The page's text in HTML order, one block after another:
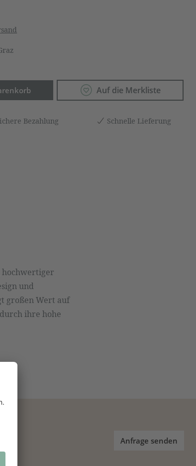
Gib den gewünschten Wert
Auf die Merkliste
Bezahlung Schnelle Lieferung
hochwertiger
und
großen Wert auf
ihre hohe
Anfrage senden